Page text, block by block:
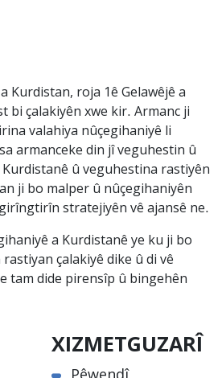
Kurdistan, roja 1ê Gelawêjê a
bi çalakiyên xwe kir. Armanc ji
valahiya nûçegihaniyê li
armanceke din jî veguhestin û
û veguhestina rastiyên
ji bo malper û nûçegihaniyên
stratejiyên vê ajansê ne.
a Kurdistanê ye ku ji bo
çalakiyê dike û di vê
tam dide pirensîp û bingehên
XIZMETGUZARÎ